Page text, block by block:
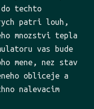
techto
patri louh,
mnozstvi tepla
vas bude
mene, nez stav
obliceje a
nalevacim